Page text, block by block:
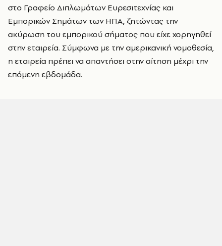
στο Γραφείο Διπλωμάτων Ευρεσιτεχνίας και
Εμπορικών Σημάτων των ΗΠΑ, ζητώντας την
ακύρωση του εμπορικού σήματος που είχε χορηγηθεί
στην εταιρεία. Σύμφωνα με την αμερικανική νομοθεσία,
η εταιρεία πρέπει να απαντήσει στην αίτηση μέχρι την
επόμενη εβδομάδα.